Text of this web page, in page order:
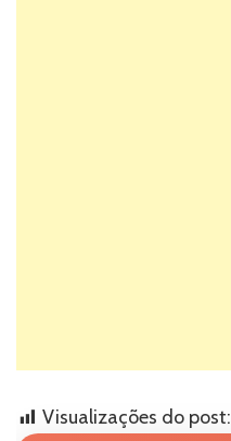
Visualizações do post: